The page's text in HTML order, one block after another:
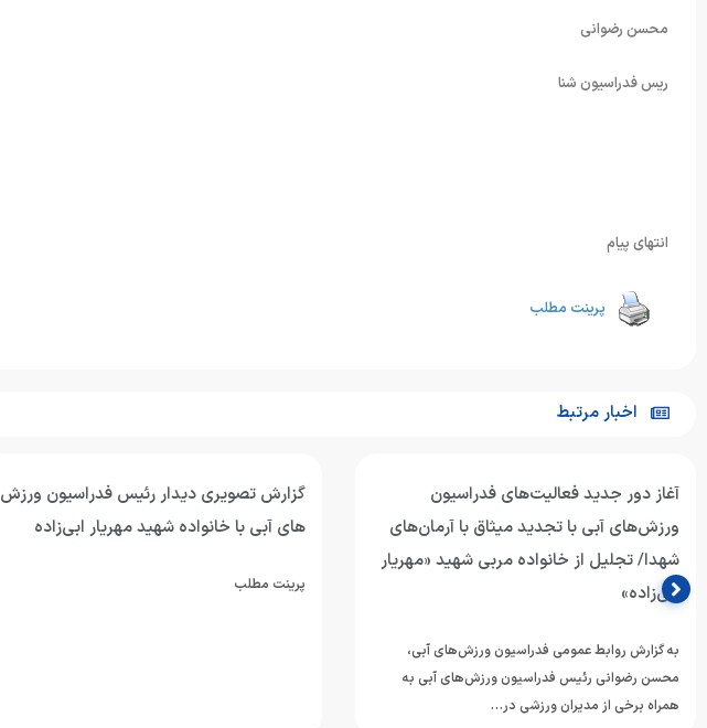
محسن رضوانی
ریس فدراسیون شنا
انتهای پیام
پرینت مطلب
اخبار مرتبط
آغاز دور جدید فعالیت‌های فدراسیون
ورزش‌های آبی با تجدید میثاق با آرمان‌های
شهدا/ تجلیل از خانواده مربی شهید «مهریار
ابی‌زاده»
به گزارش روابط عمومی فدراسیون ورزش‌های آبی،
محسن رضوانی رئیس فدراسیون ورزش‌های آبی به
همراه برخی از مدیران ورزشی در…
گزارش تصویری دیدار رئیس فدراسیون ورزش
های آبی با خانواده شهید مهریار ابی‌زاده
پرینت مطلب